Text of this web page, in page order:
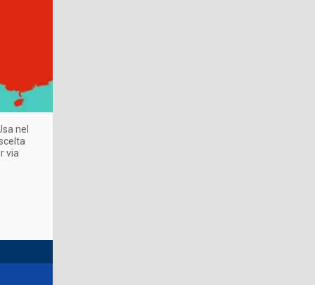
nel
via